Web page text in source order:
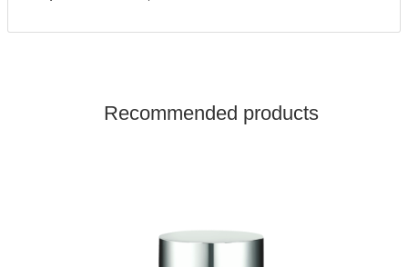
Recommended products